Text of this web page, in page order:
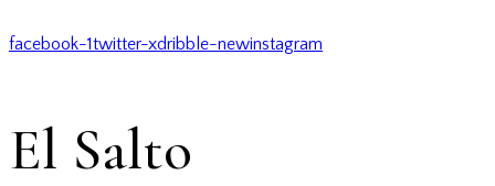
facebook-1twitter-xdribble-newinstagram
El Salto